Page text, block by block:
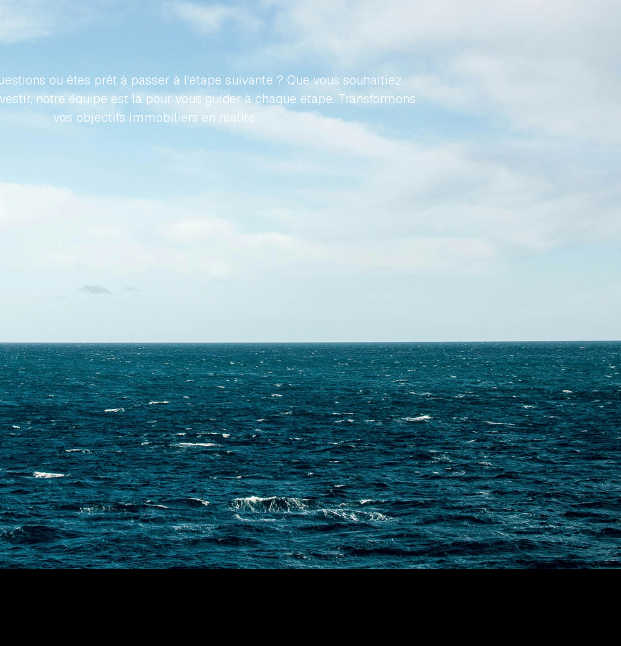
VOYAGE VERS
SANS EFFORT
ou êtes prêt à passer à l'étape suivante ? Que vous souhaitiez
notre équipe est là pour vous guider à chaque étape. Transformons
vos objectifs immobiliers en réalité.